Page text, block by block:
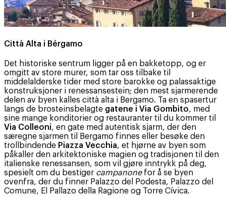
Città Alta i Bérgamo
Det historiske sentrum ligger på en bakketopp, og er
omgitt av store murer, som tar oss tilbake til
middelalderske tider med store barokke og palassaktige
konstruksjoner i renessansestein; den mest sjarmerende
delen av byen kalles città alta i Bergamo. Ta en spasertur
langs de brosteinsbelagte gatene i Via Gombito, med
sine mange konditorier og restauranter til du kommer til
Via Colleoni, en gate med autentisk sjarm, der den
særegne sjarmen til Bergamo finnes eller besøke den
trollbindende Piazza Vecchia, et hjørne av byen som
påkaller den arkitektoniske magien og tradisjonen til den
italienske renessansen, som vil gjøre inntrykk på deg,
spesielt om du bestiger campanonefor å se byen
ovenfra, der du finner Palazzo del Podesta, Palazzo del
Comune, El Pallazo della Ragione og Torre Cívica.